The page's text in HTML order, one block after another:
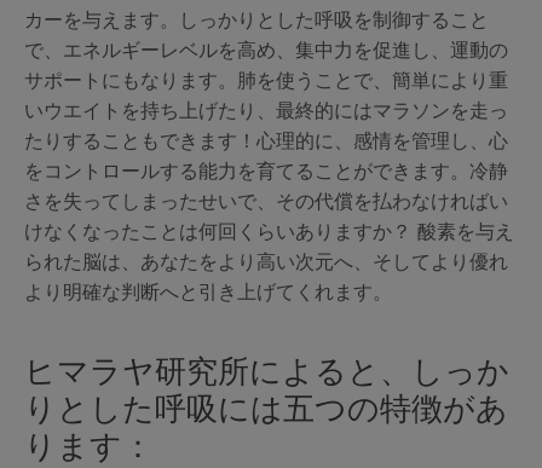
カーを与えます。しっかりとした呼吸を制御すること
で、エネルギーレベルを高め、集中力を促進し、運動の
サポートにもなります。肺を使うことで、簡単により重
いウエイトを持ち上げたり、最終的にはマラソンを走っ
たりすることもできます！心理的に、感情を管理し、心
をコントロールする能力を育てることができます。冷静
さを失ってしまったせいで、その代償を払わなければい
けなくなったことは何回くらいありますか？ 酸素を与え
られた脳は、あなたをより高い次元へ、そしてより優れ
より明確な判断へと引き上げてくれます。
ヒマラヤ研究所によると、しっか
りとした呼吸には五つの特徴があ
ります：